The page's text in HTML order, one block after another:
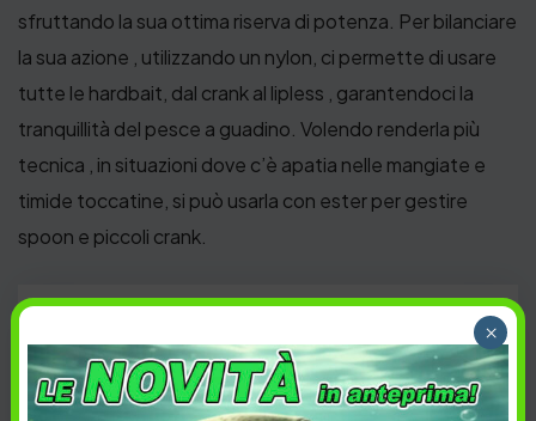
sfruttando la sua ottima riserva di potenza. Per bilanciare
la sua azione , utilizzando un nylon, ci permette di usare
tutte le hardbait, dal crank al lipless , garantendoci la
tranquillità del pesce a guadino. Volendo renderla più
tecnica , in situazioni dove c’è apatia nelle mangiate e
timide toccatine, si può usarla con ester per gestire
spoon e piccoli crank.
AREA,TROUT AREA
AREA,Dainsleif,FreshWater,
×